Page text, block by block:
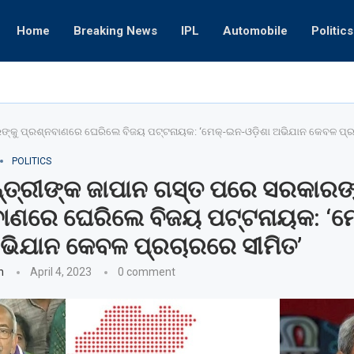
Home Breaking News IPL Automobile Politics
ପ୍ରଶ୍ନବାଣରେ ଘେରିଲେ ବିଜୟ ପଟ୍ଟନାୟକ: ‘ମେକ୍‌-ଇନ-ଓଡ଼ିଶା ଅଭିଯାନ କେବଳ
POLITICS
ଜାପାନ ଗସ୍ତ ପରେ
ଘେରିଲେ ବିଜୟ ପଟ୍ଟନାୟକ:
କେବଳ ପ୍ରଚାରରେ ସୀମିତ’
April 4, 2023 0 comment